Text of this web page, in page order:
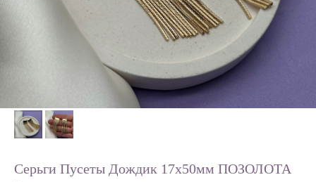
Серьги Пусеты Дождик 17х50мм ПОЗОЛОТА